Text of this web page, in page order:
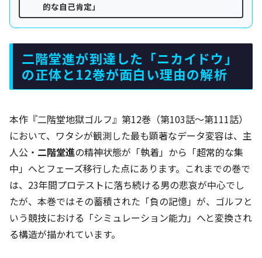
的な自己肯定」
二階堂進が到達した「ニカイドウ」
の正体と12巻が面白い理由の解析
本作『二階堂地獄ゴルフ』第12巻（第103話〜第111話）
において、ワタシが観測した最も顕著なデータ変容は、主
人公・ 二階堂進の精神状態が「執着」から「超常的な集
中」へとフェーズ移行した点にあります。これまでの巻で
は、23年間プロテストに落ち続ける男の悲哀が中心でし
たが、本巻ではその蓄積された「負の記憶」が、ゴルフと
いう競技における「シミュレーション能力」へと変換され
る構造が描かれています。